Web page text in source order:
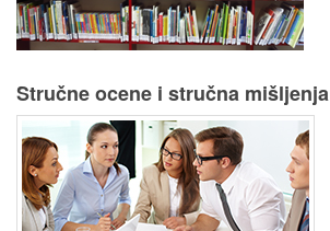
Stručne ocene i stručna mišljenja